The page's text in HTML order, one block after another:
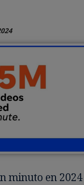
minuto en